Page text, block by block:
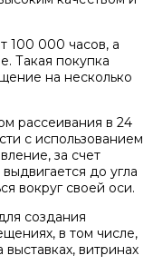
100 000 часов, а
Такая покупка
на несколько
рассеивания в 24
с использованием
за счет
до угла
вокруг своей оси.
создания
в том числе,
витринах